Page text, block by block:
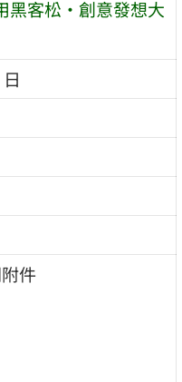
黑客松·創意發想大
件